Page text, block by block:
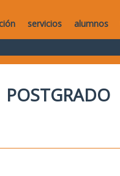
servicios alumnos
POSTGRADO